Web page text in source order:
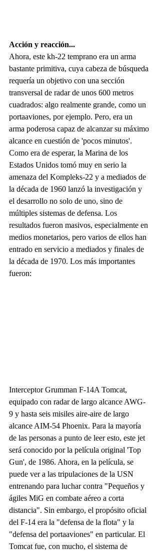
Acción y reacción...
Ahora, este kh-22 temprano era un arma
bastante primitiva, cuya cabeza de búsqueda
requería un objetivo con una sección
transversal de radar de unos 600 metros
cuadrados: algo realmente grande, como un
portaaviones, por ejemplo. Pero, era un
arma poderosa capaz de alcanzar su máximo
alcance en cuestión de 'pocos minutos'.
Como era de esperar, la Marina de los
Estados Unidos tomó muy en serio la
amenaza del Kompleks-22 y a mediados de
la década de 1960 lanzó la investigación y
el desarrollo no solo de uno, sino de
múltiples sistemas de defensa. Los
resultados fueron masivos, especialmente en
medios monetarios, pero varios de ellos han
entrado en servicio a mediados y finales de
la década de 1970. Los más importantes
fueron:
Interceptor Grumman F-14A Tomcat,
equipado con radar de largo alcance AWG-
9 y hasta seis misiles aire-aire de largo
alcance AIM-54 Phoenix. Para la mayoría
de las personas a punto de leer esto, este jet
será conocido por la película original 'Top
Gun', de 1986. Ahora, en la película, se
puede ver a las tripulaciones de la USN
entrenando para luchar contra "Pequeños y
ágiles MiG en combate aéreo a corta
distancia". Sin embargo, el propósito oficial
del F-14 era la "defensa de la flota" y la
"defensa del portaaviones" en particular. El
Tomcat fue, con mucho, el sistema de